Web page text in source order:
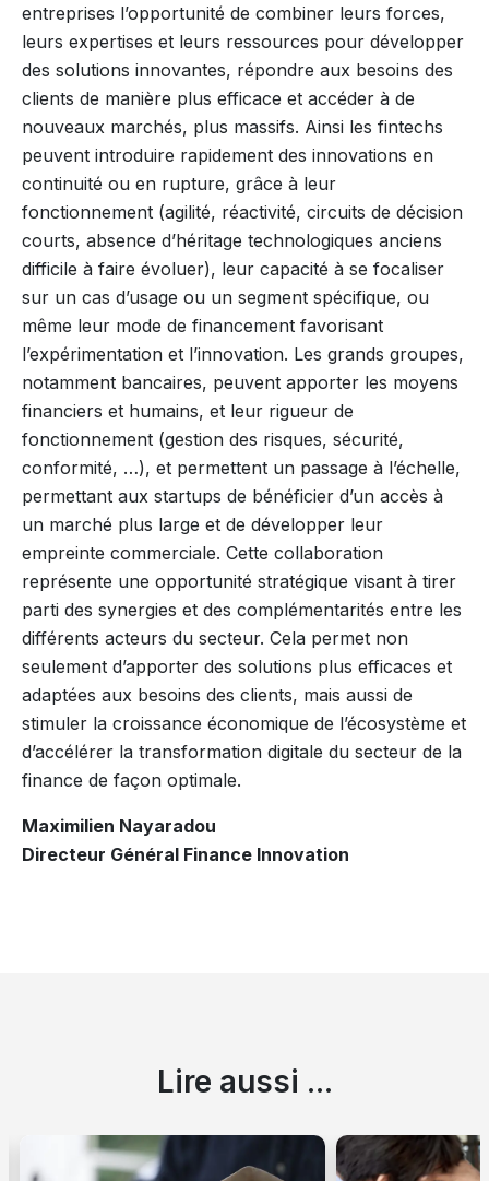
entreprises l’opportunité de combiner leurs forces,
leurs expertises et leurs ressources pour développer
des solutions innovantes, répondre aux besoins des
clients de manière plus efficace et accéder à de
nouveaux marchés, plus massifs. Ainsi les fintechs
peuvent introduire rapidement des innovations en
continuité ou en rupture, grâce à leur
fonctionnement (agilité, réactivité, circuits de décision
courts, absence d’héritage technologiques anciens
difficile à faire évoluer), leur capacité à se focaliser
sur un cas d’usage ou un segment spécifique, ou
même leur mode de financement favorisant
l’expérimentation et l’innovation. Les grands groupes,
notamment bancaires, peuvent apporter les moyens
financiers et humains, et leur rigueur de
fonctionnement (gestion des risques, sécurité,
conformité, …), et permettent un passage à l’échelle,
permettant aux startups de bénéficier d’un accès à
un marché plus large et de développer leur
empreinte commerciale. Cette collaboration
représente une opportunité stratégique visant à tirer
parti des synergies et des complémentarités entre les
différents acteurs du secteur. Cela permet non
seulement d’apporter des solutions plus efficaces et
adaptées aux besoins des clients, mais aussi de
stimuler la croissance économique de l’écosystème et
d’accélérer la transformation digitale du secteur de la
finance de façon optimale.
Maximilien Nayaradou
Directeur Général Finance Innovation
Lire aussi ...